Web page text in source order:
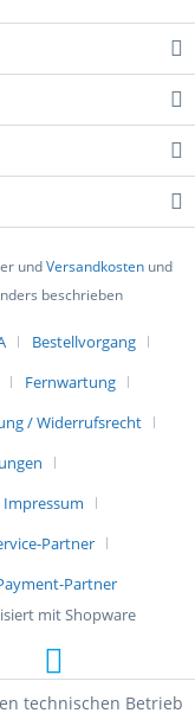
undVersandkostenund
beschrieben
Bestellvorgang
Fernwartung
/ Widerrufsrecht
Impressum
Partner
Payment-Partner
mit Shopware
technischen Betrieb